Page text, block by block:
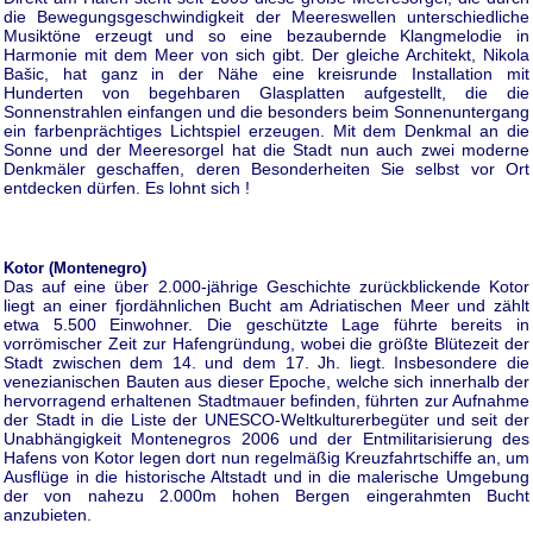
die Bewegungsgeschwindigkeit der Meereswellen unterschiedliche
Musiktöne erzeugt und so eine bezaubernde Klangmelodie in
Harmonie mit dem Meer von sich gibt. Der gleiche Architekt, Nikola
Bašic, hat ganz in der Nähe eine kreisrunde Installation mit
Hunderten von begehbaren Glasplatten aufgestellt, die die
Sonnenstrahlen einfangen und die besonders beim Sonnenuntergang
ein farbenprächtiges Lichtspiel erzeugen. Mit dem Denkmal an die
Sonne und der Meeresorgel hat die Stadt nun auch zwei moderne
Denkmäler geschaffen, deren Besonderheiten Sie selbst vor Ort
entdecken dürfen. Es lohnt sich !
Kotor (Montenegro)
Das auf eine über 2.000-jährige Geschichte zurückblickende Kotor
liegt an einer fjordähnlichen Bucht am Adriatischen Meer und zählt
etwa 5.500 Einwohner. Die geschützte Lage führte bereits in
vorrömischer Zeit zur Hafengründung, wobei die größte Blütezeit der
Stadt zwischen dem 14. und dem 17. Jh. liegt. Insbesondere die
venezianischen Bauten aus dieser Epoche, welche sich innerhalb der
hervorragend erhaltenen Stadtmauer befinden, führten zur Aufnahme
der Stadt in die Liste der UNESCO-Weltkulturerbegüter und seit der
Unabhängigkeit Montenegros 2006 und der Entmilitarisierung des
Hafens von Kotor legen dort nun regelmäßig Kreuzfahrtschiffe an, um
Ausflüge in die historische Altstadt und in die malerische Umgebung
der von nahezu 2.000m hohen Bergen eingerahmten Bucht
anzubieten.